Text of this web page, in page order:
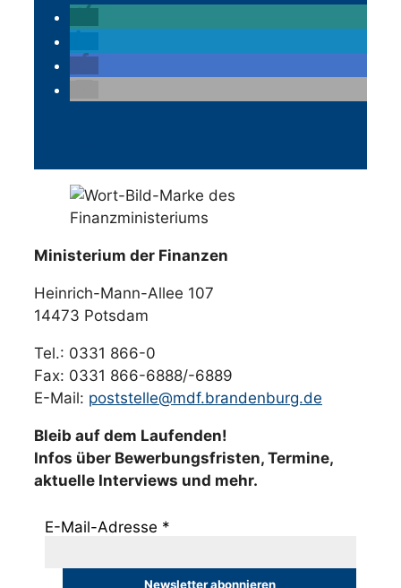
Ministerium der Finanzen
Heinrich-Mann-Allee 107
14473 Potsdam
Tel.: 0331 866-0
Fax: 0331 866-6888/-6889
E-Mail: poststelle@mdf.brandenburg.de
Bleib auf dem Laufenden!
Infos über Bewerbungsfristen, Termine,
aktuelle Interviews und mehr.
E-Mail-Adresse *